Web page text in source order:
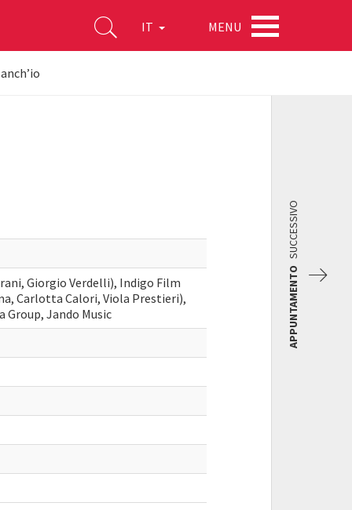
IT MENU
Giorgio Verdelli), Indigo Film
Carlotta Calori, Viola Prestieri),
Group, Jando Music
APPUNTAMENTO
SUCCESSIVO